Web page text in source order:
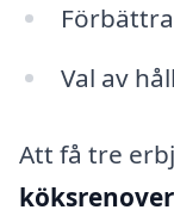
Val av
Att få tre